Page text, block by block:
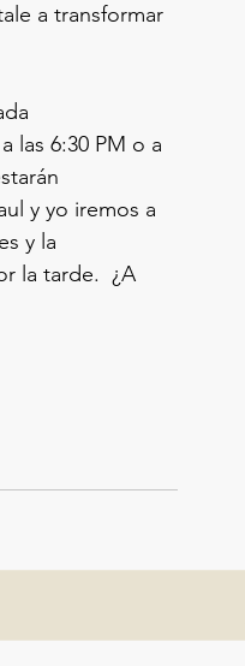
a transformar
las 6:30 PM o a
y yo iremos a
y la
la tarde.  ¿A